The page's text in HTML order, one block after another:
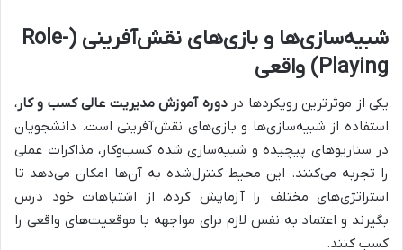
شبیه‌سازی‌ها و بازی‌های نقش‌آفرینی (Role-
Playing) واقعی
یکی از موثرترین رویکردها دردوره آموزش مدیریت عالی کسب و کار،
استفاده از شبیه‌سازی‌ها و بازی‌های نقش‌آفرینی است. دانشجویان
در سناریوهای پیچیده و شبیه‌سازی شده کسب‌وکار، مذاکرات عملی
را تجربه می‌کنند. این محیط کنترل‌شده به آن‌ها امکان می‌دهد تا
استراتژی‌های مختلف را آزمایش کرده، از اشتباهات خود درس
بگیرند و اعتماد به نفس لازم برای مواجهه با موقعیت‌های واقعی را
کسب کنند.